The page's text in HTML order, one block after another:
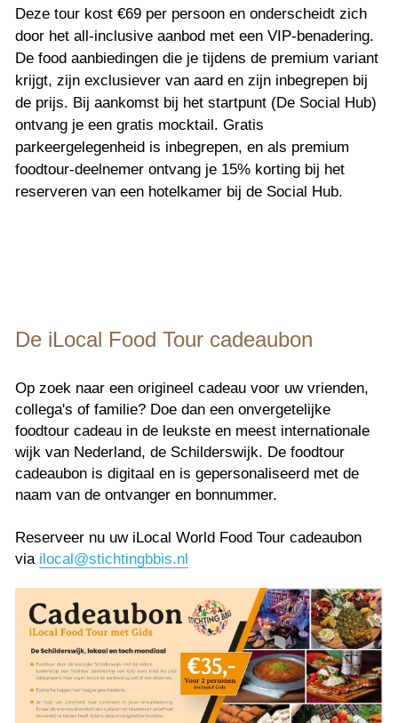
Deze tour kost €69 per persoon en onderscheidt zich
door het all-inclusive aanbod met een VIP-benadering.
De food aanbiedingen die je tijdens de premium variant
krijgt, zijn exclusiever van aard en zijn inbegrepen bij
de prijs. Bij aankomst bij het startpunt (De Social Hub)
ontvang je een gratis mocktail. Gratis
parkeergelegenheid is inbegrepen, en als premium
foodtour-deelnemer ontvang je 15% korting bij het
reserveren van een hotelkamer bij de Social Hub.
De iLocal Food Tour cadeaubon
Op zoek naar een origineel cadeau voor uw vrienden,
collega's of familie? Doe dan een onvergetelijke
foodtour cadeau in de leukste en meest internationale
wijk van Nederland, de Schilderswijk. De foodtour
cadeaubon is digitaal en is gepersonaliseerd met de
naam van de ontvanger en bonnummer.
Reserveer nu uw iLocal World Food Tour cadeaubon
via ilocal@stichtingbbis.nl